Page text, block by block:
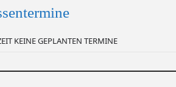
KEINE GEPLANTEN TERMINE